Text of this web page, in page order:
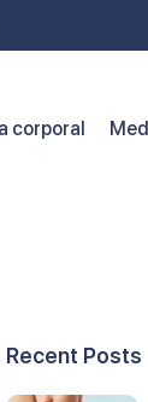
corporal
Recent Posts